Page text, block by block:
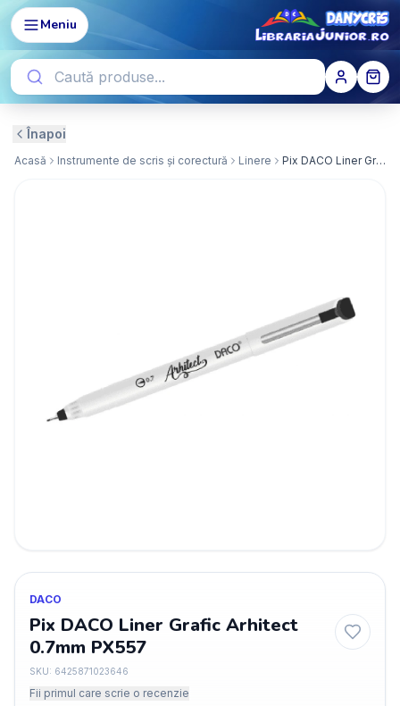
Meniu
Înapoi
Acasă Instrumente de scris și corectură Linere Pix DACO Liner Grafic Arhitect 0.7mm PX557
DACO
Pix DACO Liner Grafic Arhitect
0.7mm PX557
SKU: 6425871023646
Fii primul care scrie o recenzie